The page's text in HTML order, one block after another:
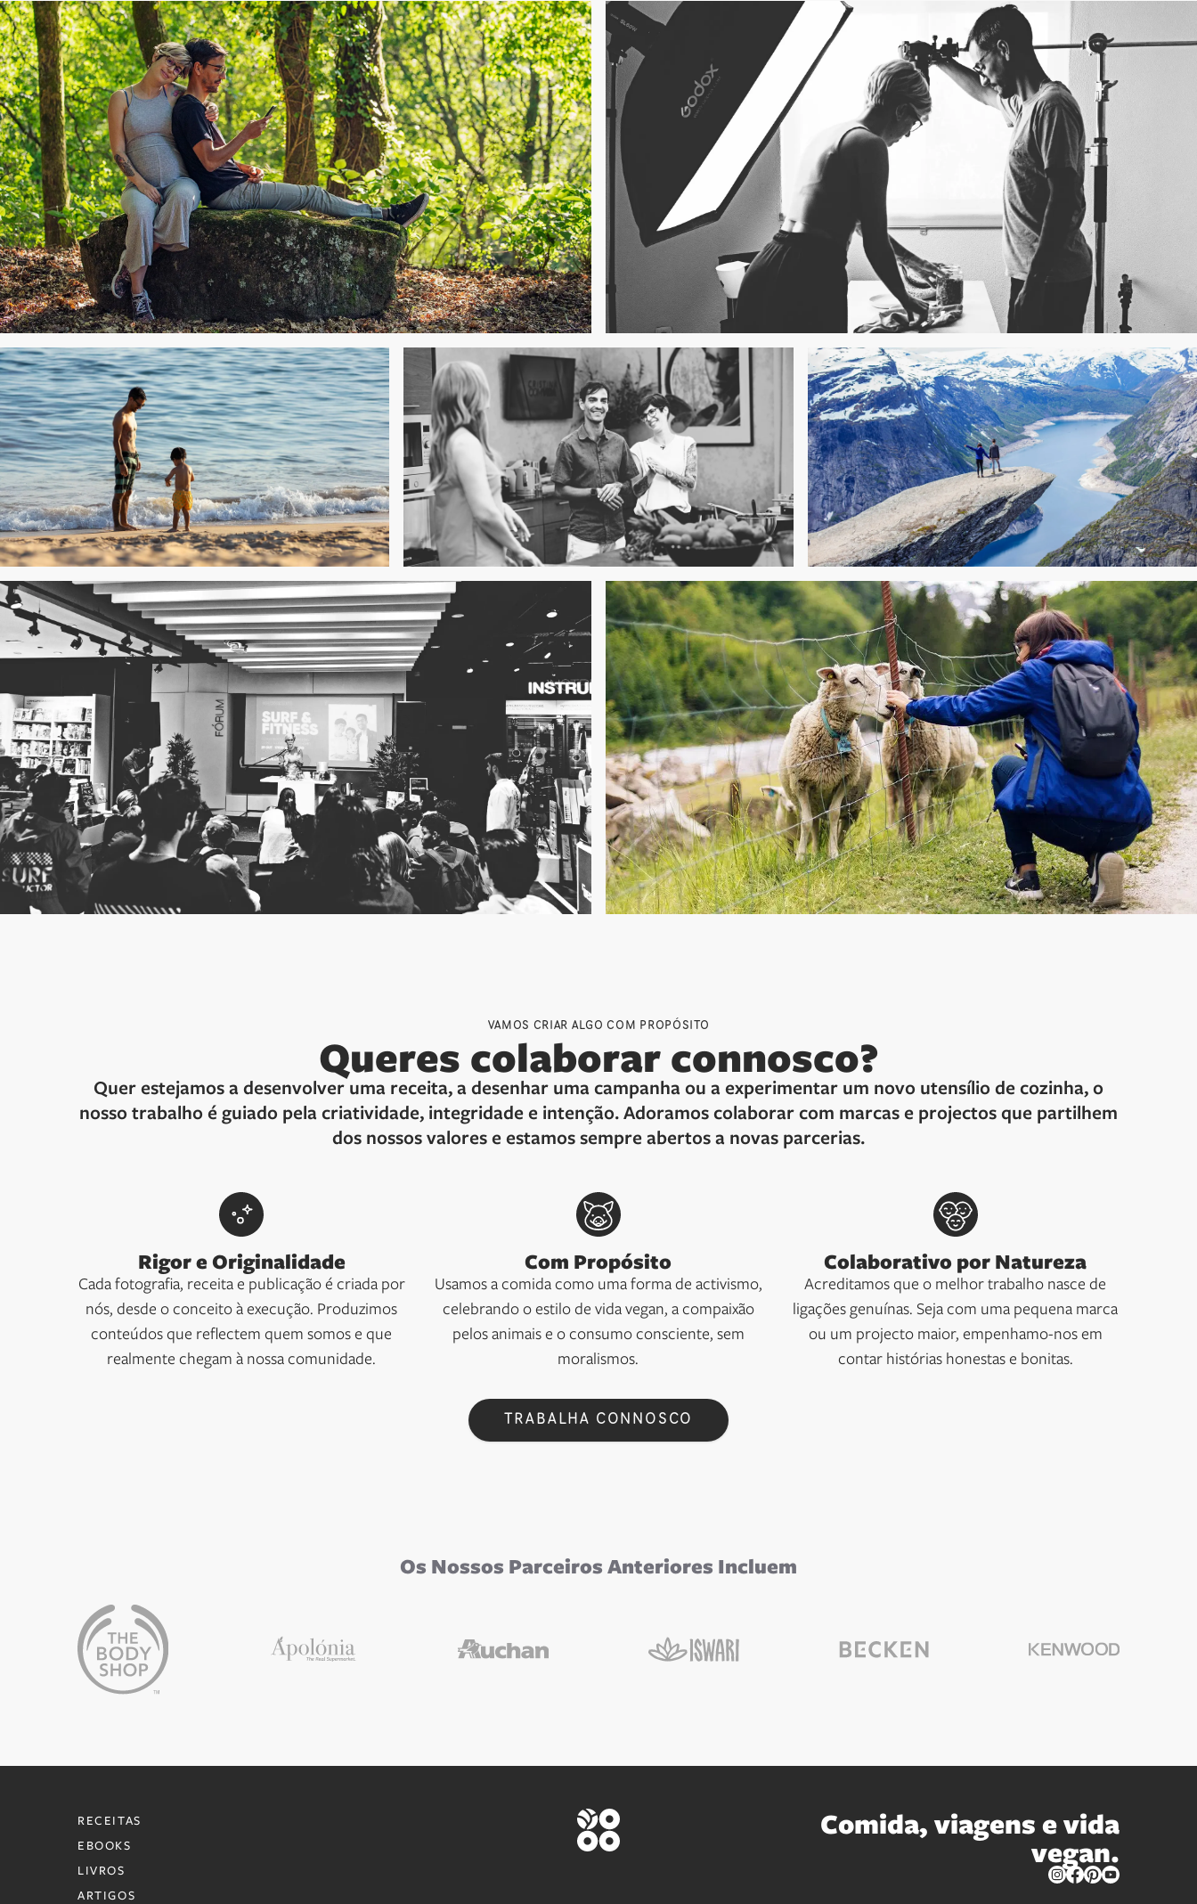
VAMOS CRIAR ALGO COM PROPÓSITO
Queres colaborar connosco?
Quer estejamos a desenvolver uma receita, a desenhar uma campanha ou a experimentar um novo utensílio de cozinha, o
nosso trabalho é guiado pela criatividade, integridade e intenção. Adoramos colaborar com marcas e projectos que partilhem
dos nossos valores e estamos sempre abertos a novas parcerias.
Rigor e Originalidade
Cada fotografia, receita e publicação é criada por
nós, desde o conceito à execução. Produzimos
conteúdos que reflectem quem somos e que
realmente chegam à nossa comunidade.
Com Propósito
Usamos a comida como uma forma de activismo,
celebrando o estilo de vida vegan, a compaixão
pelos animais e o consumo consciente, sem
moralismos.
Colaborativo por Natureza
Acreditamos que o melhor trabalho nasce de
ligações genuínas. Seja com uma pequena marca
ou um projecto maior, empenhamo-nos em
contar histórias honestas e bonitas.
TRABALHA CONNOSCO
Os Nossos Parceiros Anteriores Incluem
The Body Shop Apolónia Auchan Iswari Becken Kenwood
RECEITAS
EBOOKS
LIVROS
ARTIGOS
Comida, viagens e vida
vegan.